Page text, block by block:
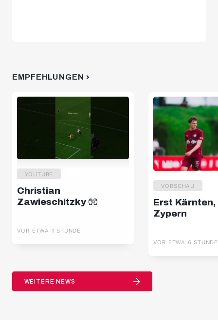
EMPFEHLUNGEN
YOUTUBE
Christian
Zawieschitzky 🧤
VOR ETWA 1 STUNDE
VORSCHAU
Erst Kärnten,
Zypern
VOR ETWA 6
WEITERE NEWS